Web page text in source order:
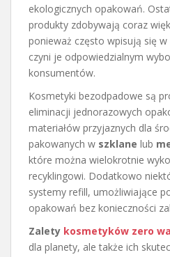
ekologicznych opakowań.
produkty zdobywają coraz
ponieważ często wpisują się
czyni je odpowiedzialnym
konsumentów.
Kosmetyki bezodpadowe są
eliminacji jednorazowych
materiałów przyjaznych dla
pakowanych w szklane lub
które można wielokrotnie
recyklingowi. Dodatkowo
systemy refill, umożliwiające
opakowań bez konieczności
Zalety kosmetyków zero
dla planety, ale także ich